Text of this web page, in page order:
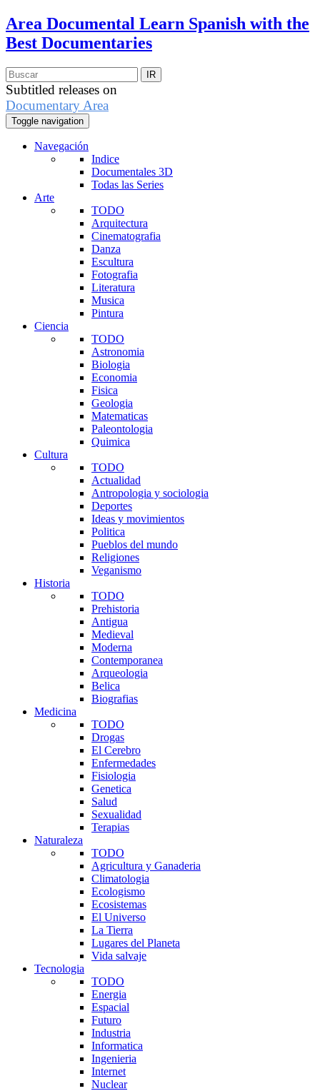
Area Documental Learn Spanish with the
Best Documentaries
Subtitled releases on
Documentary Area
Toggle navigation
Navegación
Indice
Documentales 3D
Todas las Series
Arte
TODO
Arquitectura
Cinematografia
Danza
Escultura
Fotografia
Literatura
Musica
Pintura
Ciencia
TODO
Astronomia
Biologia
Economia
Fisica
Geologia
Matematicas
Paleontologia
Quimica
Cultura
TODO
Actualidad
Antropologia y sociologia
Deportes
Ideas y movimientos
Politica
Pueblos del mundo
Religiones
Veganismo
Historia
TODO
Prehistoria
Antigua
Medieval
Moderna
Contemporanea
Arqueologia
Belica
Biografias
Medicina
TODO
Drogas
El Cerebro
Enfermedades
Fisiologia
Genetica
Salud
Sexualidad
Terapias
Naturaleza
TODO
Agricultura y Ganaderia
Climatologia
Ecologismo
Ecosistemas
El Universo
La Tierra
Lugares del Planeta
Vida salvaje
Tecnologia
TODO
Energia
Espacial
Futuro
Industria
Informatica
Ingenieria
Internet
Nuclear